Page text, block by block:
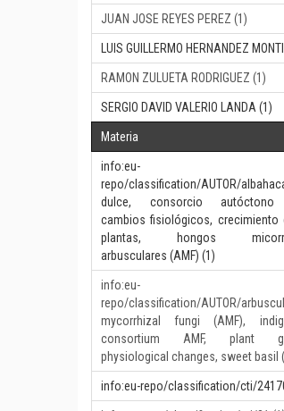
JUAN JOSE REYES PEREZ (1)
LUIS GUILLERMO HERNANDEZ
RAMON ZULUETA RODRIGUEZ (1)
SERGIO DAVID VALERIO LANDA (1)
Materia
info:eu-
repo/classification/AUTOR/
dulce, consorcio autóctono
cambios fisiológicos, crecimiento
plantas, hongos
arbusculares (AMF) (1)
info:eu-
repo/classification/AUTOR/
mycorrhizal fungi (AMF),
consortium AMF, plant
physiological changes, sweet basil
info:eu-repo/classification/cti/